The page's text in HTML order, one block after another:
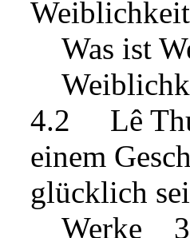
Was ist
4.2 Lê
einem
glücklich
Werke